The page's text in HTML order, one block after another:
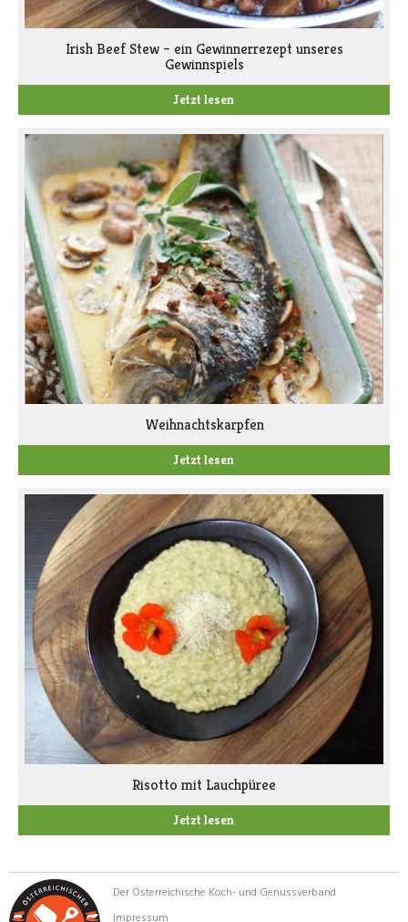
Irish Beef Stew – ein Gewinnerrezept unseres
Gewinnspiels
Jetzt lesen
Weihnachtskarpfen
Jetzt lesen
Risotto mit Lauchpüree
Jetzt lesen
Der Österreichische Koch- und Genussverband
Impressum